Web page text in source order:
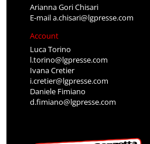
Arianna Gori Chisari
E-maila.chisari@lgpresse.com
Account
Luca Torino
l.torino@lgpresse.com
Ivana Cretier
i.cretier@lgpresse.com
Daniele Fimiano
d.fimiano@lgpresse.com